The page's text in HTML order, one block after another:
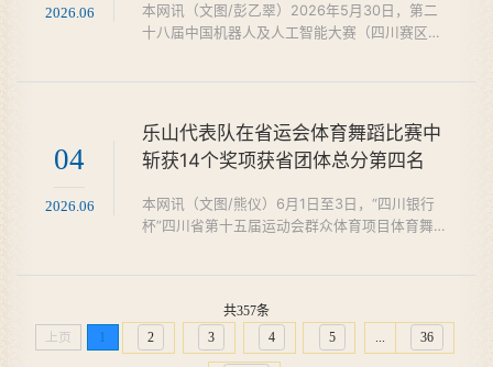
以横向课题形式，持...
2026.06
本网讯（文图/彭乙翠）2026年5月30日，第二
十八届中国机器人及人工智能大赛（四川赛区）
版本）赛道，选派两支参赛队伍，与省内70余所
本科院校代表队同台竞技、激烈角逐。学子们凭
借扎实的专业基础、娴熟的实操能力与默契的团
等奖两项，实现我校该竞...
04
2026.06
乐山代表队在省运会体育舞蹈比赛中
斩获14个奖项获省团体总分第四名
本网讯（文图/熊仪）6月1日至3日，“四川银行
杯”四川省第十五届运动会群众体育项目体育舞蹈
任领队、专任教师谢宁担任带队教练。赛场上，
队员们盛装登场，伴随乐曲翩然起舞，默契配合
完成华尔兹、探戈等多个经典舞种的比拼。柔美
共357条
上页
1 2 3 4 5 ... 36